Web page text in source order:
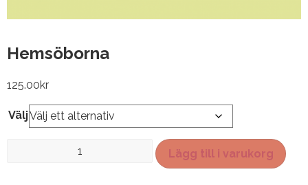
Hemsöborna
125.00kr
Välj
Lägg till i varukorg